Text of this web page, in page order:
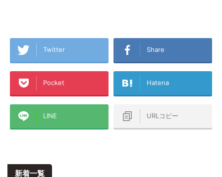
Twitter Share
Pocket Hatena
LINE URLコピー
新着一覧